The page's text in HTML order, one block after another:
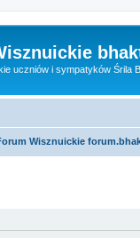
uczniów i sympatyków Śrila
Wisznuickie